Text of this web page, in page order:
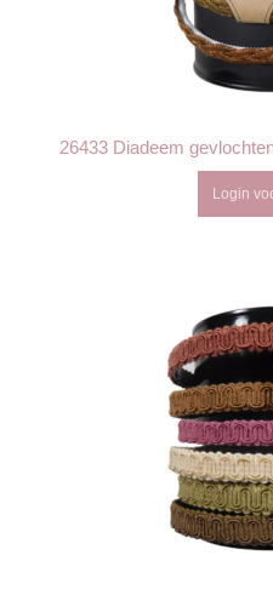
26433 Diadeem
Login